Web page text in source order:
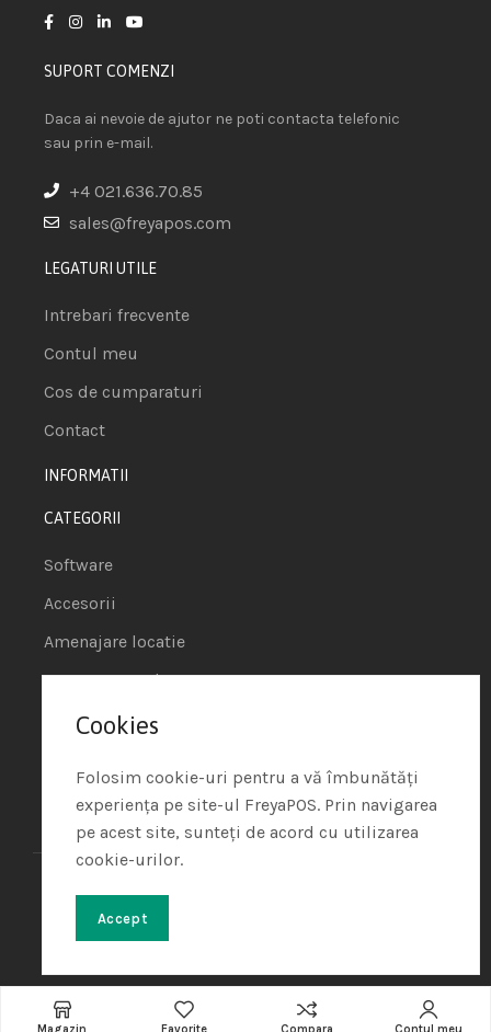
SUPORT COMENZI
Daca ai nevoie de ajutor ne poti contacta telefonic
sau prin e-mail.
+4 021.636.70.85
sales@freyapos.com
LEGATURI UTILE
Intrebari frecvente
Contul meu
Cos de cumparaturi
Contact
INFORMATII
CATEGORII
Software
Accesorii
Amenajare locatie
POS - Puncte de vanzare
Termeni si conditii
Politica de Cookie
Protectia Datelor cu Caracter Personal
Freya Shop – All rights reserved
Soft Tehnica
Cookies
Folosim cookie-uri pentru a vă îmbunătăți
experiența pe site-ul FreyaPOS. Prin navigarea
pe acest site, sunteți de acord cu utilizarea
cookie-urilor.
Accept